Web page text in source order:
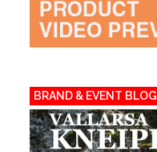
BRAND & EVENT BLOG